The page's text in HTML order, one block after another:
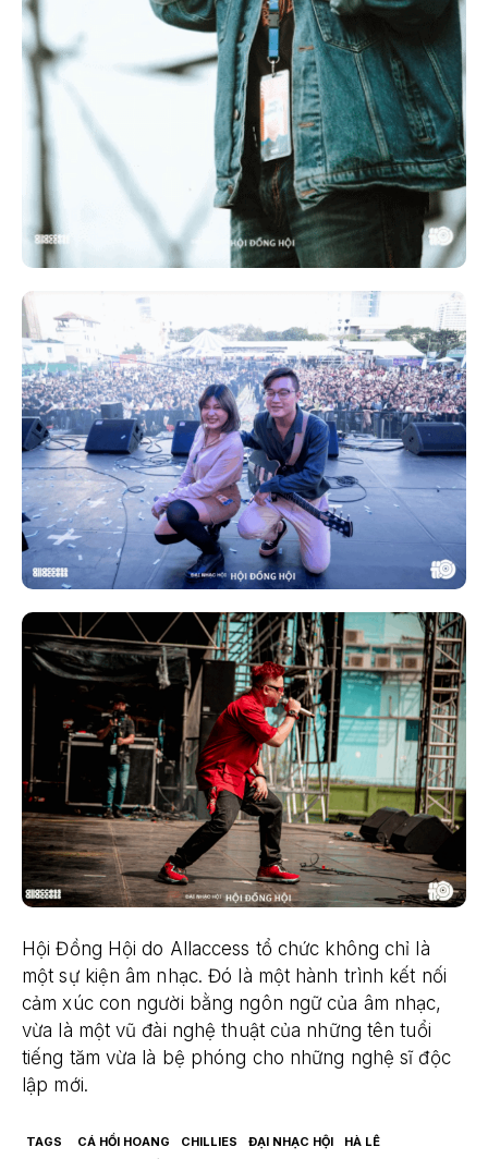
Hội Đồng Hội do Allaccess tổ chức không chỉ là
một sự kiện âm nhạc. Đó là một hành trình kết nối
cảm xúc con người bằng ngôn ngữ của âm nhạc,
vừa là một vũ đài nghệ thuật của những tên tuổi
tiếng tăm vừa là bệ phóng cho những nghệ sĩ độc
lập mới.
TAGS CÁ HỒI HOANG CHILLIES ĐẠI NHẠC HỘI
HÀ LÊ